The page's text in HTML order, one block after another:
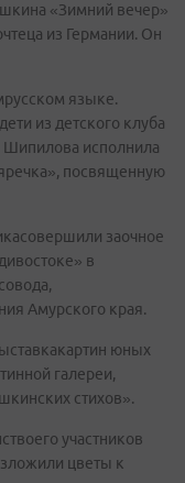
«Зимний вечер»
из Германии. Он
языке.
из детского клуба
Шипилова исполнила
посвященную
заочное
в
Амурского края.
юных
галереи,
стихов».
участников
цветы к